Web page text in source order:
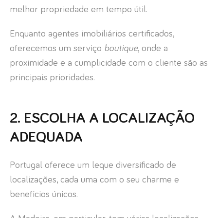
melhor propriedade em tempo útil.
Enquanto agentes imobiliários certificados,
oferecemos um serviço boutique, onde a
proximidade e a cumplicidade com o cliente são as
principais prioridades.
2. ESCOLHA A LOCALIZAÇÃO
ADEQUADA
Portugal oferece um leque diversificado de
localizações, cada uma com o seu charme e
benefícios únicos.